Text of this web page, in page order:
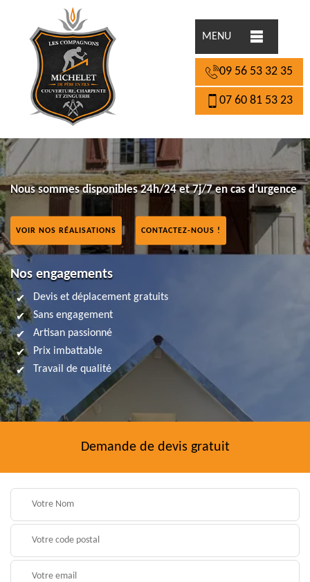
MENU
09 56 53 32 35
07 60 81 53 23
Nous sommes disponibles 24h/24 et 7j/7 en cas d’urgence
VOIR NOS RÉALISATIONS CONTACTEZ-NOUS !
Nos engagements
Devis et déplacement gratuits
Sans engagement
Artisan passionné
Prix imbattable
Travail de qualité
Demande de devis gratuit